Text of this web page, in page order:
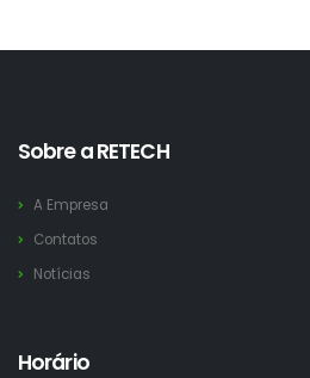
Sobre a RETECH
A Empresa
Contatos
Notícias
Horário